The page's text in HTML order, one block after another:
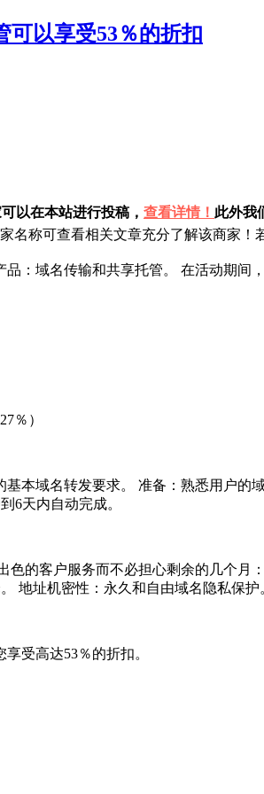
可以享受53％的折扣
以在本站进行投稿， 查看详情！ 此外我
称可查看相关文章充分了解该商家！
：域名传输和共享托管。 在活动期间
％）
本域名转发要求。 准备：熟悉用户的
6天内自动完成。
色的客户服务而不必担心剩余的几个
地址机密性：永久和自由域名隐私保护
受高达53％的折扣。